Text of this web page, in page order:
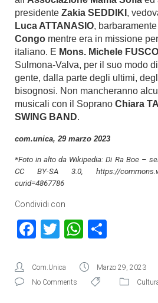
presidente Zakia SEDDIKI ,
Luca ATTANASIO,
Congo mentre era in missione
italiano. E Mons. Michele FUSCO
Sulmona-Valva, per il suo modo
gente, dalla parte degli ultimi,
bisognosi. Non mancheranno
musicali con il Soprano Chiara
SWING BAND.
com.unica, 29 marzo 2023
*Foto in alto da Wikipedia: Di Ra Boe –
CC BY-SA 3.0, https://
curid=4867786
Condividi con
Facebook
TwitterWhatsApp
Com.Unica Marzo 29, 2023
No Comments